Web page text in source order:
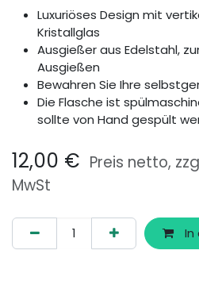
Luxuriöses Design mit
Kristallglas
Ausgießer aus Edelstahl,
Ausgießen
Bewahren Sie Ihre
Die Flasche ist
sollte von Hand gespült
12,00 € Preis netto,
MwSt
In